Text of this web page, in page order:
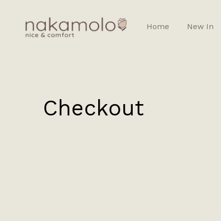
Home New In
Checkout